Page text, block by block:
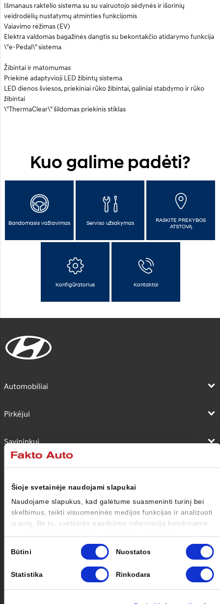
Šioje svetainėje naudojami slapukai
Naudojame slapukus, kad galėtume suasmeninti turinį bei
skelbimus, teikti visuomeninės medijos funkcijas ir analizuoti
srautą. Be to, svetainės naudojimo informaciją bendriname
partneriais, kurie gali ją pridėti prie kitos jūsų pateiktos arba
naudojant paslaugas surinktos informacijos.
Būtini Nuostatos
Statistika Rinkodara
Išmanaus raktelio sistema su su vairuotojo sėdynės ir išorinių
veidrodėlių nustatymų atminties funkcijomis
Vaiavimo rėžimas (EV)
Elektra valdomas bagažinės dangtis su bekontakčio atidarymo funkcija
\"e-Pedal\" sistema
Žibintai ir matomumas
Priekinė adaptyvioji LED žibintų sistema
LED dienos šviesos, priekiniai rūko žibintai, galiniai stabdymo ir rūko
žibintai
\"ThermaClear\" šildomas priekinis stiklas
Kuo galime padėti?
Bandomasis važiavimas Serviso užsakymas
RASKITE PREKYBOS
ATSTOVĄ
Konfigūratorius Kontaktai
Automobiliai
Pirkėjui
Savininkui
Apie mus
Facebook
Instagram
Youtube
Privatumo politika
Copyright © Hyundai 2023